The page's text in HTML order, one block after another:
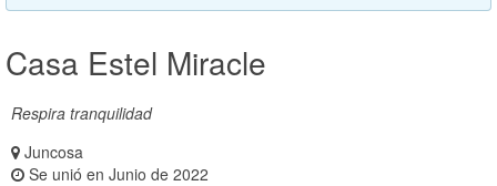
Casa Estel Miracle
Respira tranquilidad
Juncosa
Se unió en Junio de 2022